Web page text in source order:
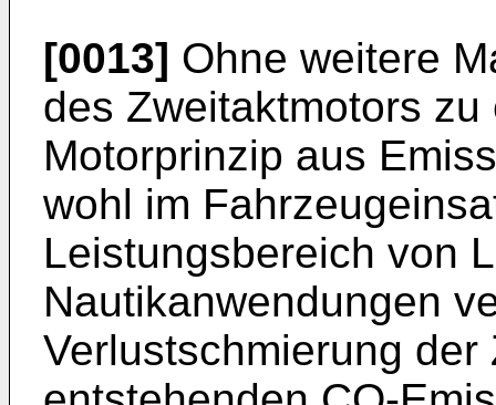
[0013] Ohne weitere
des Zweitaktmotors
Motorprinzip aus
wohl im
Leistungsbereich von
Nautikanwendungen
Verlustschmierung